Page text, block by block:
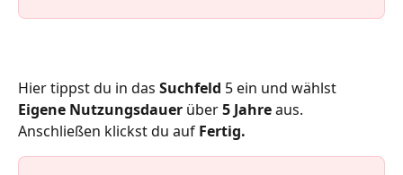
Hier tippst du in das Suchfeld 5 ein und wählst
Eigene Nutzungsdauer über 5 Jahre aus.
Anschließen klickst du auf Fertig.